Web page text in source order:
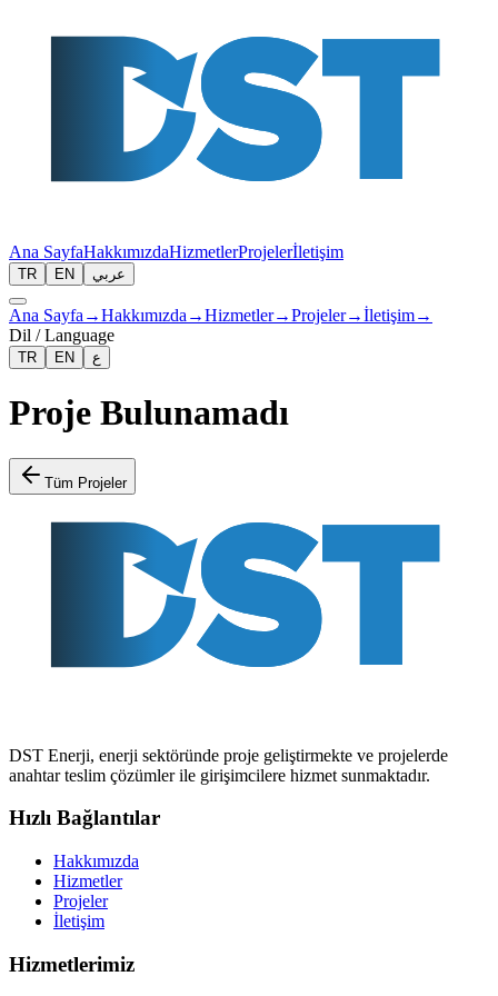
Ana SayfaHakkımızdaHizmetlerProjelerİletişim
TR EN عربي
Ana Sayfa →Hakkımızda →Hizmetler→Projeler→İletişim→
Dil / Language
TR EN ع
Proje Bulunamadı
Tüm Projeler
DST Enerji, enerji sektöründe proje geliştirmekte ve projelerde
anahtar teslim çözümler ile girişimcilere hizmet sunmaktadır.
Hızlı Bağlantılar
Hakkımızda
Hizmetler
Projeler
İletişim
Hizmetlerimiz